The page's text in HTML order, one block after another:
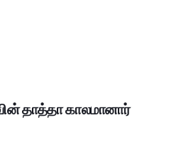
தாத்தா காலமானார்